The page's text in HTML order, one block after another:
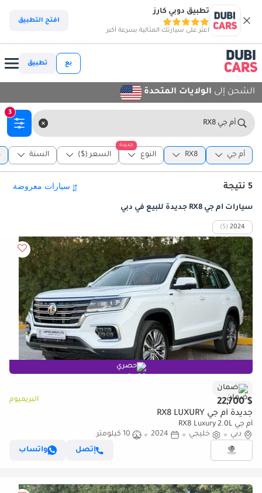
تطبيق دوبي كارز
اعثر على سيارتك المثالية بسرعة أكبر
افتح التطبيق
بع تطبيق
الشحن إلى الولايات المتحدة
أم جي RX8
3
أم جي RX8
جديدة
النوع السعر ($) السنة
5 نتيجة
سيارات أم جي RX8 جديدة للبيع في دبي
2024
(5)
حصري
ضمان
$ 22,700 البريميوم
جديدة أم جي RX8 LUXURY
أم جي RX8 Luxury 2.0L
دبي
خليجي 2024
10 كيلومتر
إتصل
واتساب